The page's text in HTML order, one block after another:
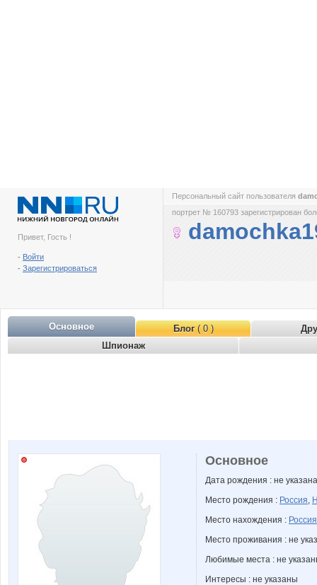
Привет, Гость !
- Войти
- Зарегистрироваться
Персональный сайт пользователя
портрет № 160793 зарегистрирован
Основное Блог( 0 )
Шпионаж
Основное
Дата рождения : не указана
Место рождения : Россия,
Место нахождения : Россия
Место проживания : не
Любимые места : не
Интересы : не указаны